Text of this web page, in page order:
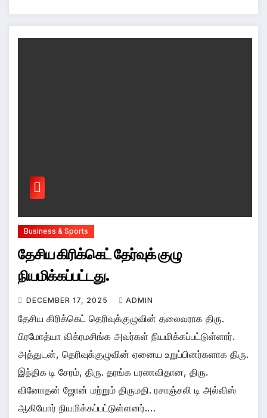
Business & Sports
தேசிய கிரிக்கெட் தேர்வுக் குழு
நியமிக்கப்பட்டது.
DECEMBER 17, 2025 ADMIN
தேசிய கிரிக்கெட் தெரிவுக்குழுவின் தலைவராக திரு.
பிரமோத்யா விக்ரமசிங்க அவர்கள் நியமிக்கப்பட்டுள்ளார்.
அத்துடன், தெரிவுக்குழுவின் ஏனைய உறுப்பினர்களாக திரு.
இந்திக டி சேரம், திரு. தரங்க பரணவிதான, திரு.
வினோதன் ஜோன் மற்றும் திருமதி. ரசாஞ்சலி டி அல்விஸ்
ஆகியோர் நியமிக்கப்பட்டுள்ளனர்.…